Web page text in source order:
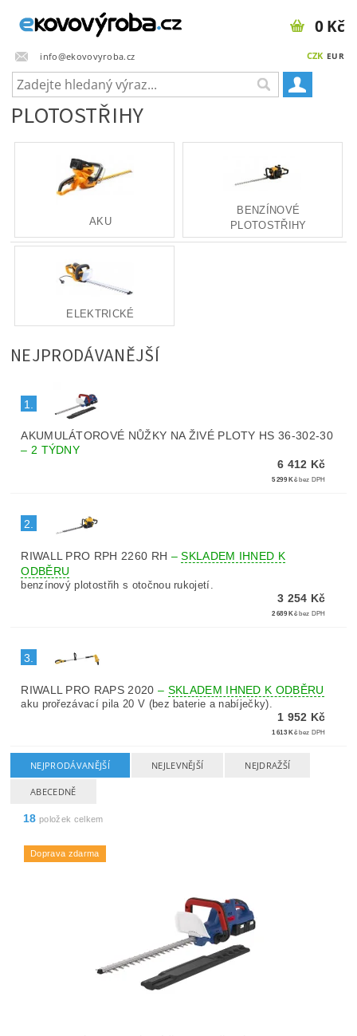
info@ekovovyroba.cz CZK EUR
0 Kč
PLOTOSTŘIHY
AKU
BENZÍNOVÉ
PLOTOSTŘIHY
ELEKTRICKÉ
NEJPRODÁVANĚJŠÍ
1.
AKUMULÁTOROVÉ NŮŽKY NA ŽIVÉ PLOTY HS 36-302-30
– 2 TÝDNY
6 412 Kč
5 299 Kč bez DPH
2.
RIWALL PRO RPH 2260 RH –SKLADEM IHNED K
ODBĚRU
benzínový plotostřih s otočnou rukojetí.
3 254 Kč
2 689 Kč bez DPH
3.
RIWALL PRO RAPS 2020 – SKLADEM IHNED K ODBĚRU
aku prořezávací pila 20 V (bez baterie a nabíječky).
1 952 Kč
1 613 Kč bez DPH
NEJPRODÁVANĚJŠÍ NEJLEVNĚJŠÍ NEJDRAŽŠÍ
ABECEDNĚ
18 položek celkem
Doprava zdarma